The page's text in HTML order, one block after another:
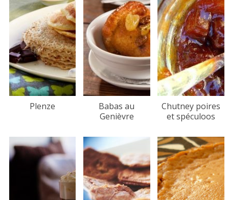
Plenze
Babas au
Genièvre
Chutney poires
et spéculoos